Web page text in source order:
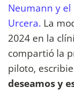
Neumann y
Urcera. La
2024 en la
compartió la
piloto,
deseamos y